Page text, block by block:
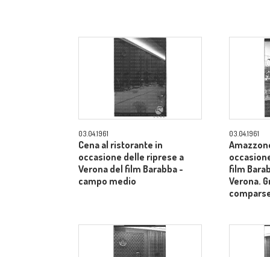
03.04.1961
Cena al ristorante in
occasione delle riprese a
Verona del film Barabba -
campo medio
03.04.1961
film
Verona.